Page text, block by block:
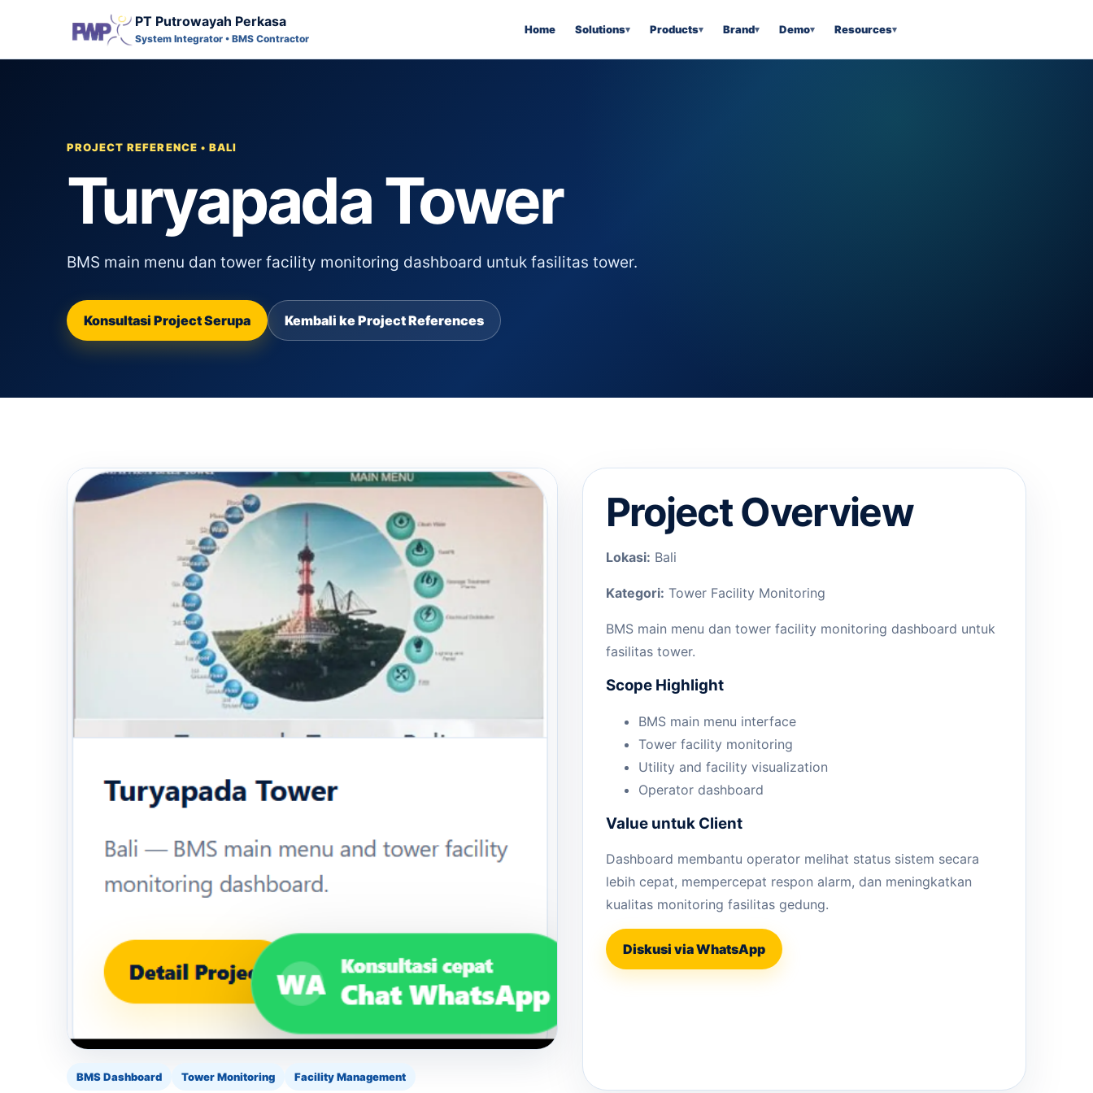
PT Putrowayah Perkasa
System Integrator • BMS Contractor
Home Solutions Products Brand Demo Resources
PROJECT REFERENCE • BALI
Turyapada Tower
BMS main menu dan tower facility monitoring dashboard untuk fasilitas tower.
Konsultasi Project Serupa Kembali ke Project References
BMS Dashboard Tower Monitoring Facility Management
Project Overview
Lokasi: Bali
Kategori: Tower Facility Monitoring
BMS main menu dan tower facility monitoring dashboard untuk
fasilitas tower.
Scope Highlight
BMS main menu interface
Tower facility monitoring
Utility and facility visualization
Operator dashboard
Value untuk Client
Dashboard membantu operator melihat status sistem secara
lebih cepat, mempercepat respon alarm, dan meningkatkan
kualitas monitoring fasilitas gedung.
Diskusi via WhatsApp